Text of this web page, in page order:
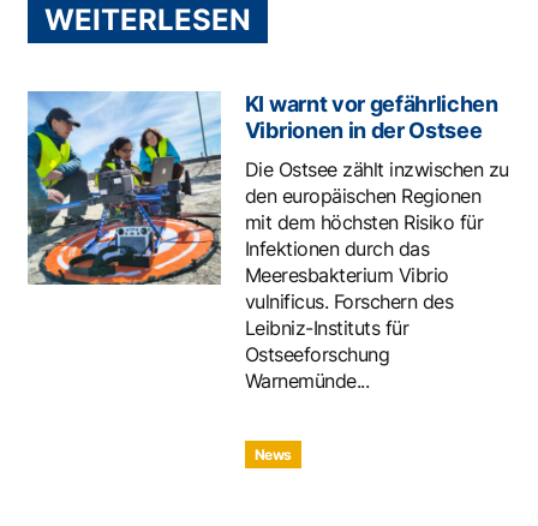
WEITERLESEN
KI warnt vor gefährlichen
Vibrionen in der Ostsee
Die Ostsee zählt inzwischen zu
den europäischen Regionen
mit dem höchsten Risiko für
Infektionen durch das
Meeresbakterium Vibrio
vulnificus. Forschern des
Leibniz-Instituts für
Ostseeforschung
Warnemünde...
News